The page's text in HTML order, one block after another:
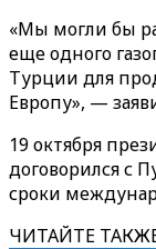
«Мы могли бы
еще одного
Турции для
Европу», —
19 октября
договорился с
сроки
ЧИТАЙТЕ